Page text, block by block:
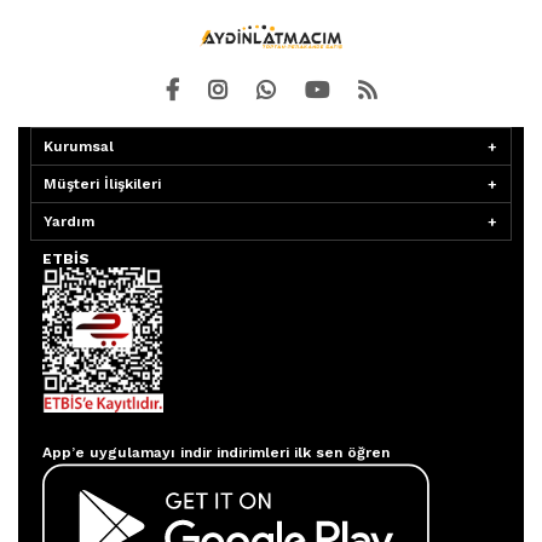
Kurumsal
Müşteri İlişkileri
Yardım
ETBİS
App’e uygulamayı indir indirimleri ilk sen öğren